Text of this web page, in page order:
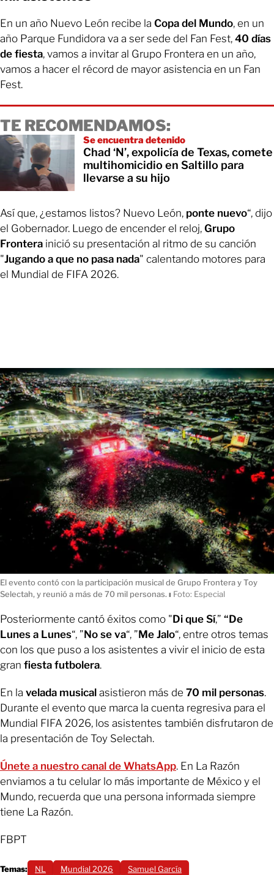
En un año Nuevo León recibe la Copa del Mundo, en un
año Parque Fundidora va a ser sede del Fan Fest, 40 días
de fiesta, vamos a invitar al Grupo Frontera en un año,
vamos a hacer el récord de mayor asistencia en un Fan
Fest.
TE RECOMENDAMOS:
Se encuentra detenido
Chad ‘N’, expolicía de Texas, comete
multihomicidio en Saltillo para
llevarse a su hijo
Así que, ¿estamos listos? Nuevo León, ponte nuevo“, dijo
el Gobernador. Luego de encender el reloj, Grupo
Frontera inició su presentación al ritmo de su canción
"Jugando a que no pasa nada" calentando motores para
el Mundial de FIFA 2026.
El evento contó con la participación musical de Grupo Frontera y Toy
Selectah, y reunió a más de 70 mil personas.ı Foto: Especial
Posteriormente cantó éxitos como "Di que Sí,” “De
Lunes a Lunes“, ”No se va“, ”Me Jalo“, entre otros temas
con los que puso a los asistentes a vivir el inicio de esta
gran fiesta futbolera.
En la velada musical asistieron más de 70 mil personas.
Durante el evento que marca la cuenta regresiva para el
Mundial FIFA 2026, los asistentes también disfrutaron de
la presentación de Toy Selectah.
Únete a nuestro canal de WhatsApp. En La Razón
enviamos a tu celular lo más importante de México y el
Mundo, recuerda que una persona informada siempre
tiene La Razón.
FBPT
Temas: NL Mundial 2026 Samuel García